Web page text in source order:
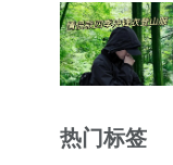
热门标签